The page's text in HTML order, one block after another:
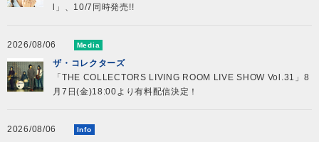
l」、10/7同時発売!!
2026/08/06 Media
ザ・コレクターズ
「THE COLLECTORS LIVING ROOM LIVE SHOW Vol.31」8
月7日(金)18:00より有料配信決定！
2026/08/06 Info